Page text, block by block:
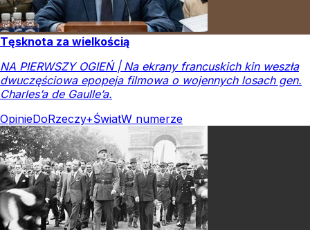
Tęsknota za wielkością
NA PIERWSZY OGIEŃ | Na ekrany francuskich kin weszła
dwuczęściowa epopeja filmowa o wojennych losach gen.
Charles’a de Gaulle’a.
OpinieDoRzeczy+ŚwiatW numerze